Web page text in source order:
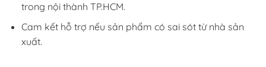
trong nội thành TP.HCM.
Cam kết hỗ trợ nếu sản phẩm có sai sót từ nhà sản
xuất.